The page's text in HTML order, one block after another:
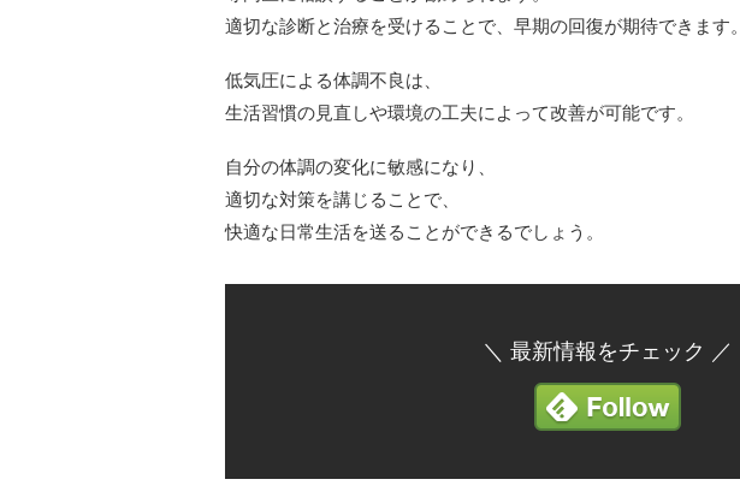
適切な診断と治療を受けることで、早期の回復が期待できます。
低気圧による体調不良は、
生活習慣の見直しや環境の工夫によって改善が可能です。
自分の体調の変化に敏感になり、
適切な対策を講じることで、
快適な日常生活を送ることができるでしょう。
＼ 最新情報をチェック ／